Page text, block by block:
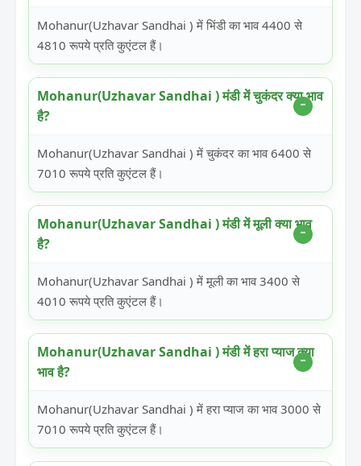
Mohanur(Uzhavar Sandhai ) में भिंडी का भाव 4400 से
4810 रूपये प्रति कुएंटल हैं।
Mohanur(Uzhavar Sandhai ) मंडी में चुकंदर क्या भाव
है?
Mohanur(Uzhavar Sandhai ) में चुकंदर का भाव 6400 से
7010 रूपये प्रति कुएंटल हैं।
Mohanur(Uzhavar Sandhai ) मंडी में मूली क्या भाव
है?
Mohanur(Uzhavar Sandhai ) में मूली का भाव 3400 से
4010 रूपये प्रति कुएंटल हैं।
Mohanur(Uzhavar Sandhai ) मंडी में हरा प्याज क्या
भाव है?
Mohanur(Uzhavar Sandhai ) में हरा प्याज का भाव 3000 से
7010 रूपये प्रति कुएंटल हैं।